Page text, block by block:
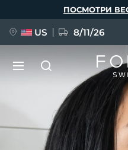
ПОСМОТРИ
US 8/11/26
НОВИНКА
BREAKING NEWS
Язык